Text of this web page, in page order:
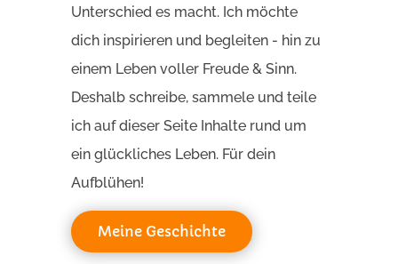
Unterschied es macht. Ich möchte
dich inspirieren und begleiten - hin zu
einem Leben voller Freude & Sinn.
Deshalb schreibe, sammele und teile
ich auf dieser Seite Inhalte rund um
ein glückliches Leben. Für dein
Aufblühen!
Meine Geschichte